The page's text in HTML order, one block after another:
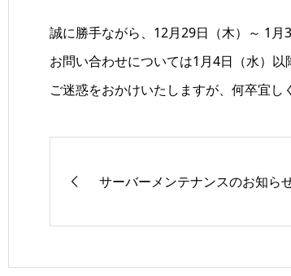
誠に勝手ながら、12月29日（木）～ 1月
お問い合わせについては1月4日（水）以
ご迷惑をおかけいたしますが、何卒宜し
サーバーメンテナンスのお知ら